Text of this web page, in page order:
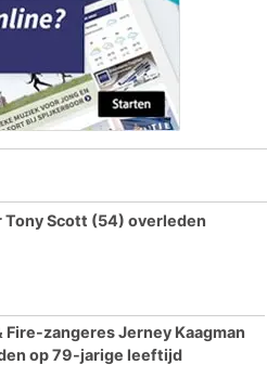
Tony Scott (54) overleden
Fire-zangeres Jerney Kaagman
op 79-jarige leeftijd